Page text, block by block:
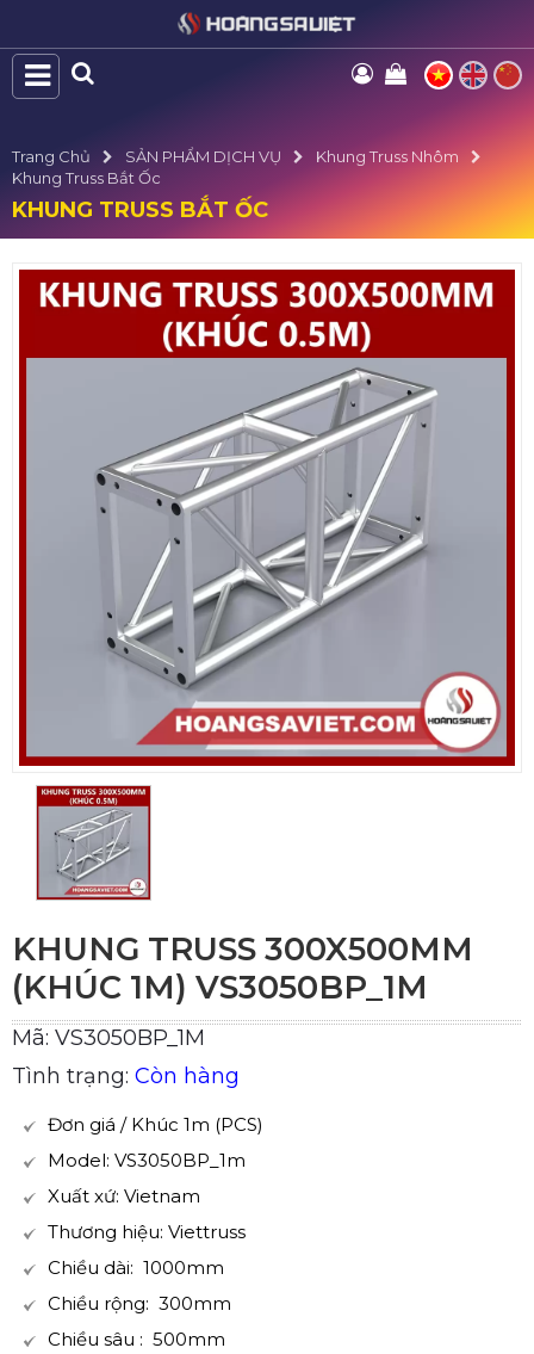
Trang Chủ SẢN PHẨM DỊCH VỤ
Khung Truss Nhôm
Khung Truss Bắt Ốc
KHUNG TRUSS BẮT ỐC
KHUNG TRUSS 300X500MM
(KHÚC 1M) VS3050BP_1M
Mã: VS3050BP_1M
Tình trạng: Còn hàng
Đơn giá / Khúc 1m (PCS)
Model: VS3050BP_1m
Xuất xứ: Vietnam
Thương hiệu: Viettruss
Chiều dài: 1000mm
Chiều rộng: 300mm
Chiều sâu : 500mm